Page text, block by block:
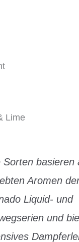
Lime
Sorten basieren
Aromen
Liquid- und
und